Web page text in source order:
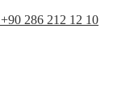
+90 286 212 12 10